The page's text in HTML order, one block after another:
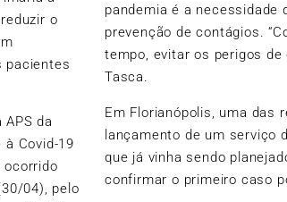
o
pacientes
da
Covid-19
ocorrido
04), pelo
pandemia é a necessidade
prevenção de contágios.
tempo, evitar os perigos de
Tasca.
Em Florianópolis, uma das
lançamento de um serviço
que já vinha sendo
confirmar o primeiro caso